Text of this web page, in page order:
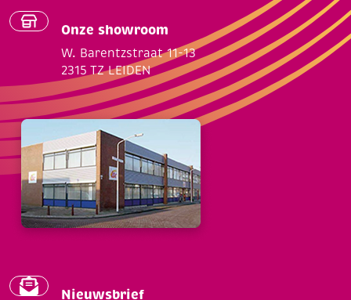
Onze showroom
W. Barentzstraat 11-13
2315 TZ LEIDEN
Nieuwsbrief